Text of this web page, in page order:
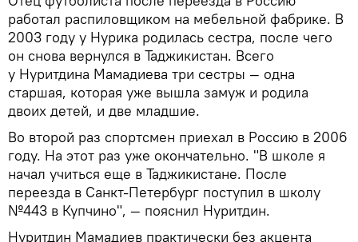
работал распиловщиком на мебельной фабрике. В
2003 году у Нурика родилась сестра, после чего
он снова вернулся в Таджикистан. Всего
у Нуритдина Мамадиева три сестры — одна
старшая, которая уже вышла замуж и родила
двоих детей, и две младшие.
Во второй раз спортсмен приехал в Россию в 2006
году. На этот раз уже окончательно. "В школе я
начал учиться еще в Таджикистане. После
переезда в Санкт-Петербург поступил в школу
№443 в Купчино", — пояснил Нуритдин.
Нуритдин Мамадиев практически без акцента